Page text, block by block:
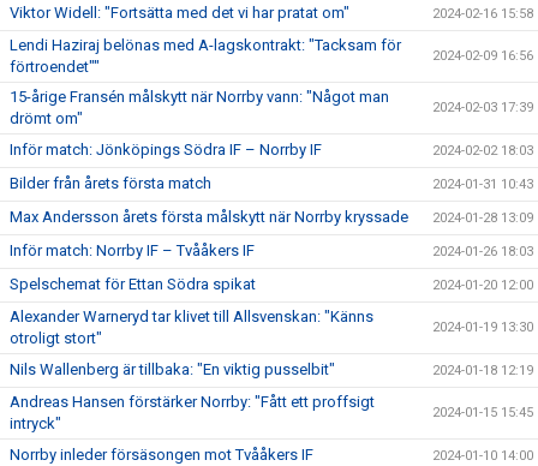
Viktor Widell: "Fortsätta med det vi har pratat om" 2024-02-16 15:58
Lendi Haziraj belönas med A-lagskontrakt: "Tacksam för
förtroendet""
2024-02-09 16:56
15-årige Fransén målskytt när Norrby vann: "Något man
drömt om"
2024-02-03 17:39
Inför match: Jönköpings Södra IF – Norrby IF 2024-02-02 18:03
Bilder från årets första match 2024-01-31 10:43
Max Andersson årets första målskytt när Norrby kryssade 2024-01-28 13:09
Inför match: Norrby IF – Tvååkers IF 2024-01-26 18:03
Spelschemat för Ettan Södra spikat 2024-01-20 12:00
Alexander Warneryd tar klivet till Allsvenskan: "Känns
otroligt stort"
2024-01-19 13:30
Nils Wallenberg är tillbaka: "En viktig pusselbit" 2024-01-18 12:19
Andreas Hansen förstärker Norrby: "Fått ett proffsigt
intryck"
2024-01-15 15:45
Norrby inleder försäsongen mot Tvååkers IF 2024-01-10 14:00